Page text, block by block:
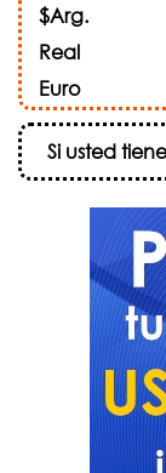
$Arg.
Real
Euro
Si usted